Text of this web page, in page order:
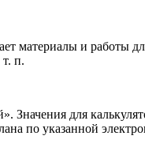
материалы и
п.
для
по указанной